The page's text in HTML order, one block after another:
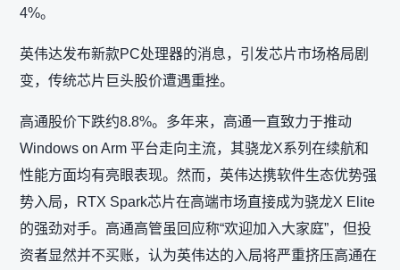
4%。
英伟达发布新款PC处理器的消息，引发芯片市场格局剧
变，传统芯片巨头股价遭遇重挫。
高通股价下跌约8.8%。多年来，高通一直致力于推动
Windows on Arm 平台走向主流，其骁龙X系列在续航和
性能方面均有亮眼表现。然而，英伟达携软件生态优势强
势入局，RTX Spark芯片在高端市场直接成为骁龙X Elite
的强劲对手。高通高管虽回应称“欢迎加入大家庭”，但投
资者显然并不买账，认为英伟达的入局将严重挤压高通在